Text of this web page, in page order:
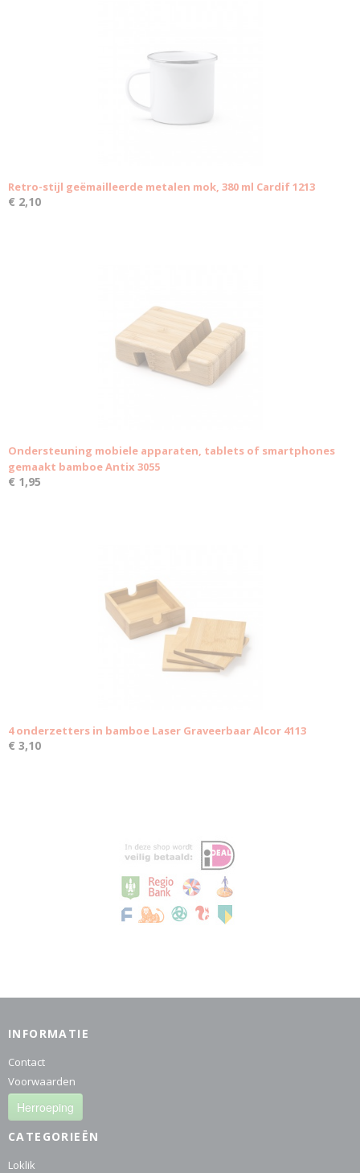
Retro-stijl geëmailleerde metalen mok, 380 ml Cardif 1213
€ 2,10
Ondersteuning mobiele apparaten, tablets of smartphones
gemaakt bamboe Antix 3055
€ 1,95
4 onderzetters in bamboe Laser Graveerbaar Alcor 4113
€ 3,10
INFORMATIE
Contact
Voorwaarden
Herroeping
CATEGORIEËN
Loklik